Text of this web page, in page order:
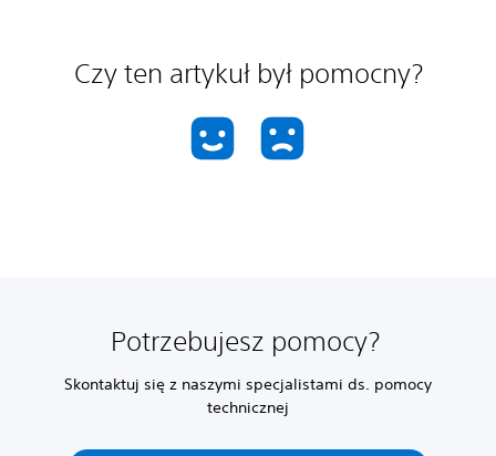
Czy ten artykuł był pomocny?
Potrzebujesz pomocy?
Skontaktuj się z naszymi specjalistami ds. pomocy
technicznej